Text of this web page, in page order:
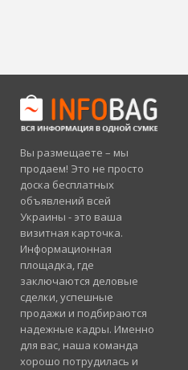
Вы размещаете – мы
продаем! Это не просто
доска бесплатных
объявлений всей
Украины - это ваша
визитная карточка.
Информационная
площадка, где
заключаются деловые
сделки, успешные
продажи и подбираются
надежные кадры. Именно
для вас, наша команда
хорошо потрудилась и